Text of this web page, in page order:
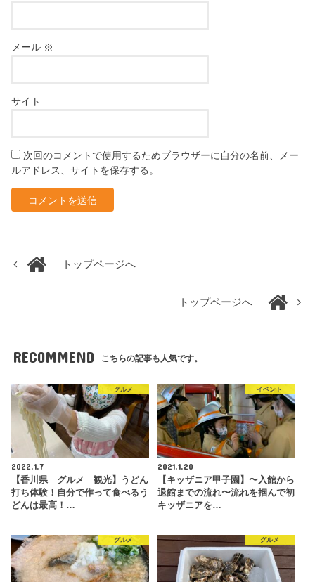
メール ※
サイト
次回のコメントで使用するためブラウザーに自分の名前、メー
ルアドレス、サイトを保存する。
トップページへ
トップページへ
RECOMMEND こちらの記事も人気です。
グルメ
2022.1.7
【香川県 グルメ 観光】うどん
打ち体験！自分で作って食べるう
どんは最高！…
イベント
2021.1.20
【キッザニア甲子園】〜入館から
退館までの流れ〜流れを掴んで初
キッザニアを…
グルメ グルメ